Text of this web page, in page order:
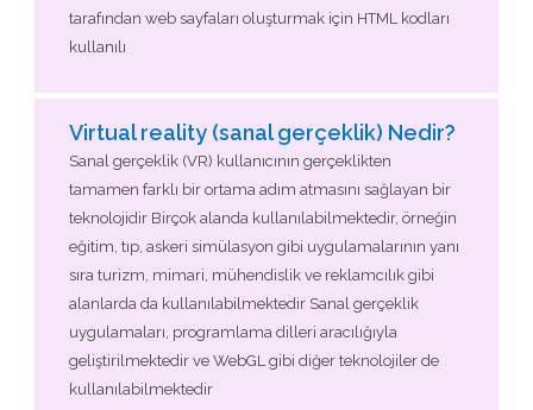
tarafından web sayfaları oluşturmak için HTML kodları
kullanılı
Virtual reality (sanal gerçeklik) Nedir?
Sanal gerçeklik (VR) kullanıcının gerçeklikten
tamamen farklı bir ortama adım atmasını sağlayan bir
teknolojidir Birçok alanda kullanılabilmektedir, örneğin
eğitim, tıp, askeri simülasyon gibi uygulamalarının yanı
sıra turizm, mimari, mühendislik ve reklamcılık gibi
alanlarda da kullanılabilmektedir Sanal gerçeklik
uygulamaları, programlama dilleri aracılığıyla
geliştirilmektedir ve WebGL gibi diğer teknolojiler de
kullanılabilmektedir